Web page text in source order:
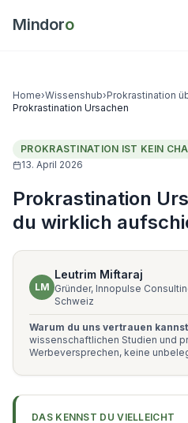
Mindoro
Home›Wissenshub›Prokrastination
Prokrastination Ursachen
PROKRASTINATION IST KEIN
13. April 2026
Prokrastination
du wirklich
LM
Leutrim Miftaraj
Gründer, Innopulse
Schweiz
Warum du uns vertrauen
wissenschaftlichen Studien und
Werbeversprechen, keine
DAS KENNST DU VIELLEICHT